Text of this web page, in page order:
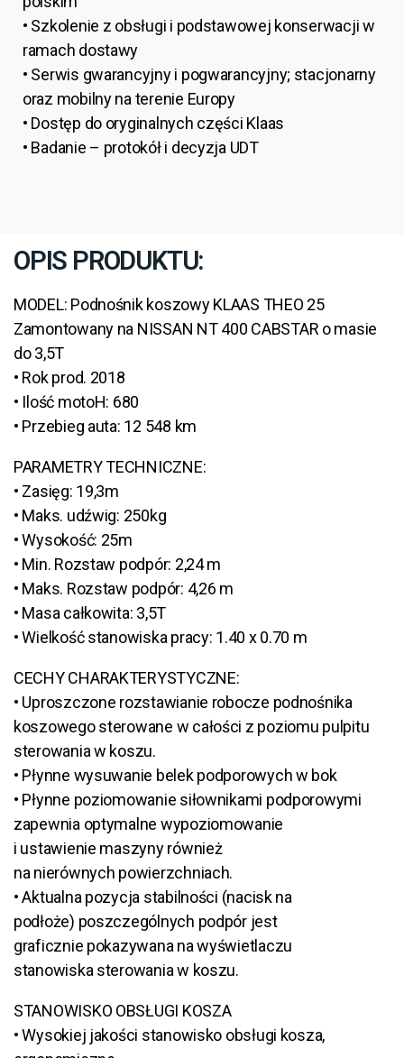
• Szkolenie z obsługi i podstawowej konserwacji w
ramach dostawy
• Serwis gwarancyjny i pogwarancyjny; stacjonarny
oraz mobilny na terenie Europy
• Dostęp do oryginalnych części Klaas
• Badanie – protokół i decyzja UDT
OPIS PRODUKTU:
MODEL: Podnośnik koszowy KLAAS THEO 25
Zamontowany na NISSAN NT 400 CABSTAR o masie
do 3,5T
• Rok prod. 2018
• Ilość motoH: 680
• Przebieg auta: 12 548 km
PARAMETRY TECHNICZNE:
• Zasięg: 19,3m
• Maks. udźwig: 250kg
• Wysokość: 25m
• Min. Rozstaw podpór: 2,24 m
• Maks. Rozstaw podpór: 4,26 m
• Masa całkowita: 3,5T
• Wielkość stanowiska pracy: 1.40 x 0.70 m
CECHY CHARAKTERYSTYCZNE:
• Uproszczone rozstawianie robocze podnośnika
koszowego sterowane w całości z poziomu pulpitu
sterowania w koszu.
• Płynne wysuwanie belek podporowych w bok
• Płynne poziomowanie siłownikami podporowymi
zapewnia optymalne wypoziomowanie
i ustawienie maszyny również
na nierównych powierzchniach.
• Aktualna pozycja stabilności (nacisk na
podłoże) poszczególnych podpór jest
graficznie pokazywana na wyświetlaczu
stanowiska sterowania w koszu.
STANOWISKO OBSŁUGI KOSZA
• Wysokiej jakości stanowisko obsługi kosza,